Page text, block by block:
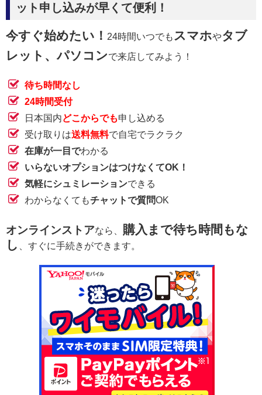
ット申し込みが早くて便利！
今すぐ始めたい！ 24時間いつでもスマホやタブ
レット、パソコンで来店してみよう！
待ち時間なし
24時間受付
日本国内どこからでも申し込める
受け取りは送料無料で自宅でラクラク
在庫が一目でわかる
いらないオプションはつけなくてOK！
気軽にシュミレーションできる
わからなくてもチャットで質問OK
オンラインストアなら、 購入まで待ち時間もな
し
、すぐに手続きができます。